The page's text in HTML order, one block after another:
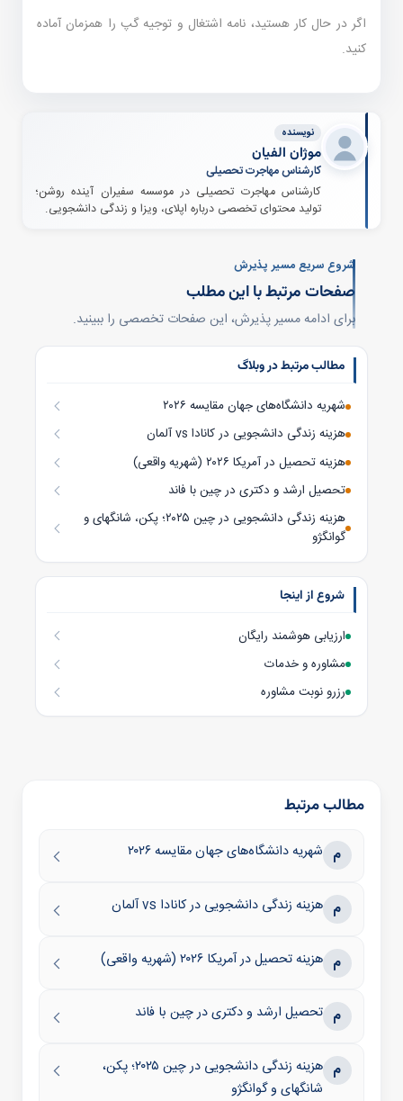
اگر در حال کار هستید، نامه اشتغال و توجیه گپ را همزمان آماده
کنید.
نویسنده
موژان الفیان
کارشناس مهاجرت تحصیلی
کارشناس مهاجرت تحصیلی در موسسه سفیران آینده روشن؛
تولید محتوای تخصصی درباره اپلای، ویزا و زندگی دانشجویی.
شروع سریع مسیر پذیرش
صفحات مرتبط با این مطلب
برای ادامه مسیر پذیرش، این صفحات تخصصی را ببینید.
مطالب مرتبط در وبلاگ
شهریه دانشگاه‌های جهان مقایسه ۲۰۲۶
هزینه زندگی دانشجویی در کانادا vs آلمان
هزینه تحصیل در آمریکا ۲۰۲۶ (شهریه واقعی)
تحصیل ارشد و دکتری در چین با فاند
هزینه زندگی دانشجویی در چین ۲۰۲۵؛ پکن، شانگهای و
گوانگژو
شروع از اینجا
ارزیابی هوشمند رایگان
مشاوره و خدمات
رزرو نوبت مشاوره
مطالب مرتبط
م شهریه دانشگاه‌های جهان مقایسه ۲۰۲۶
م هزینه زندگی دانشجویی در کانادا vs آلمان
م هزینه تحصیل در آمریکا ۲۰۲۶ (شهریه واقعی)
م تحصیل ارشد و دکتری در چین با فاند
م
هزینه زندگی دانشجویی در چین ۲۰۲۵؛ پکن،
شانگهای و گوانگژو